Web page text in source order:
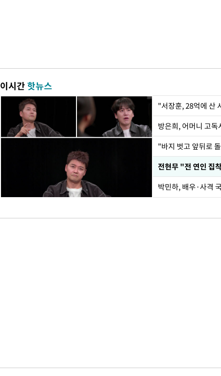
이시간핫뉴스
"서장훈, 28억에 산
방은희, 어머니 고
박민하, 배우·사격